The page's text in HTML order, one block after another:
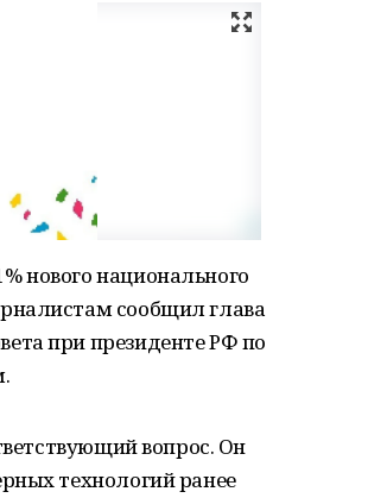
нового национального
сообщил глава
при президенте РФ по
вопрос. Он
технологий ранее